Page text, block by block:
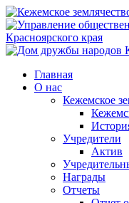
Главная
О нас
Кежемское
Учредители
Актив
Награды
Отчеты